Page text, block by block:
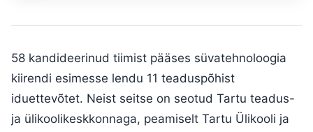
58 kandideerinud tiimist pääses süvatehnoloogia
kiirendi esimesse lendu 11 teaduspõhist
iduettevõtet. Neist seitse on seotud Tartu teadus-
ja ülikoolikeskkonnaga, peamiselt Tartu Ülikooli ja